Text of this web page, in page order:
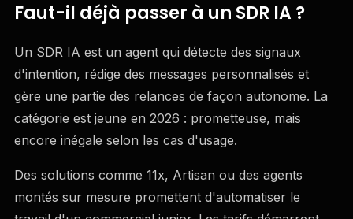
Faut-il déjà passer à un SDR IA ?
Un SDR IA est un agent qui détecte des signaux
d'intention, rédige des messages personnalisés et
gère une partie des relances de façon autonome. La
catégorie est jeune en 2026 : prometteuse, mais
encore inégale selon les cas d'usage.
Des solutions comme 11x, Artisan ou des agents
montés sur mesure promettent d'automatiser le